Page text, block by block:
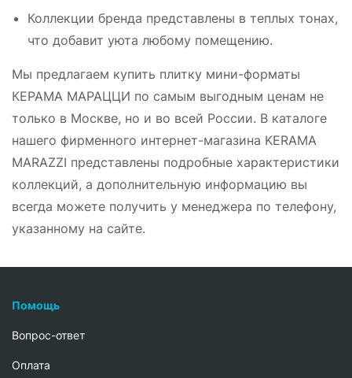
Коллекции бренда представлены в теплых тонах,
что добавит уюта любому помещению.
Мы предлагаем купить плитку мини-форматы
КЕРАМА МАРАЦЦИ по самым выгодным ценам не
только в Москве, но и во всей России. В каталоге
нашего фирменного интернет-магазина KERAMA
MARAZZI представлены подробные характеристики
коллекций, а дополнительную информацию вы
всегда можете получить у менеджера по телефону,
указанному на сайте.
Помощь
Вопрос-ответ
Oплата